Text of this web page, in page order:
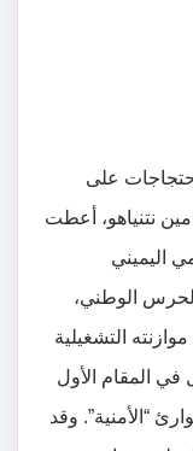
من الاحتجاجات على
نتنياهو، أعطت
اليميني
الحرس الوطني،
موازنته التشغيلية
في المقام الأول
“الأمنية”. وقد